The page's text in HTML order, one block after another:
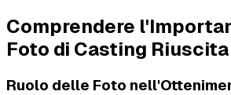
Comprendere
Foto di Casting Riuscita
Ruolo delle Foto